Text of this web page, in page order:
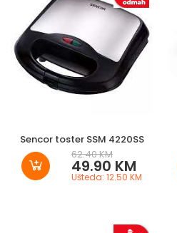
Sencor toster SSM 4220SS
62.40 KM
49.90 KM
Ušteda: 12.50 KM